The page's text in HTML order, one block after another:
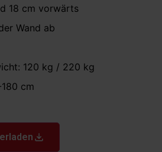
18 cm vorwärts
Wand ab
120 kg / 220 kg
cm